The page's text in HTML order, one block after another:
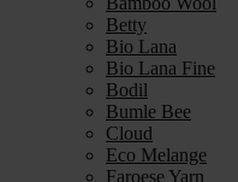
Betty
Bio Lana
Bio Lana Fine
Bodil
Bumle Bee
Cloud
Eco Melange
Faroese Yarn